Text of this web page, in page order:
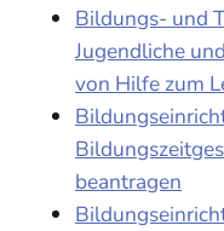
Bildungs- und
Jugendliche
von Hilfe zum
beantragen